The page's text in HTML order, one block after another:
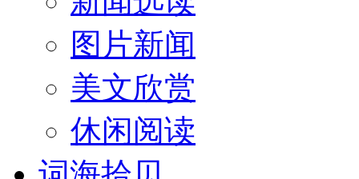
图片新闻
美文欣赏
休闲阅读